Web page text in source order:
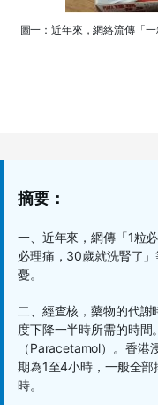
圖一：近年來，網絡流傳「
摘要：
一、近年來，網傳「1粒
必理痛，30歲就洗腎了
憂。
二、經查核，藥物的代
度下降一半時所需的時間
（Paracetamol）。香
期為1至4小時，一般全
時。